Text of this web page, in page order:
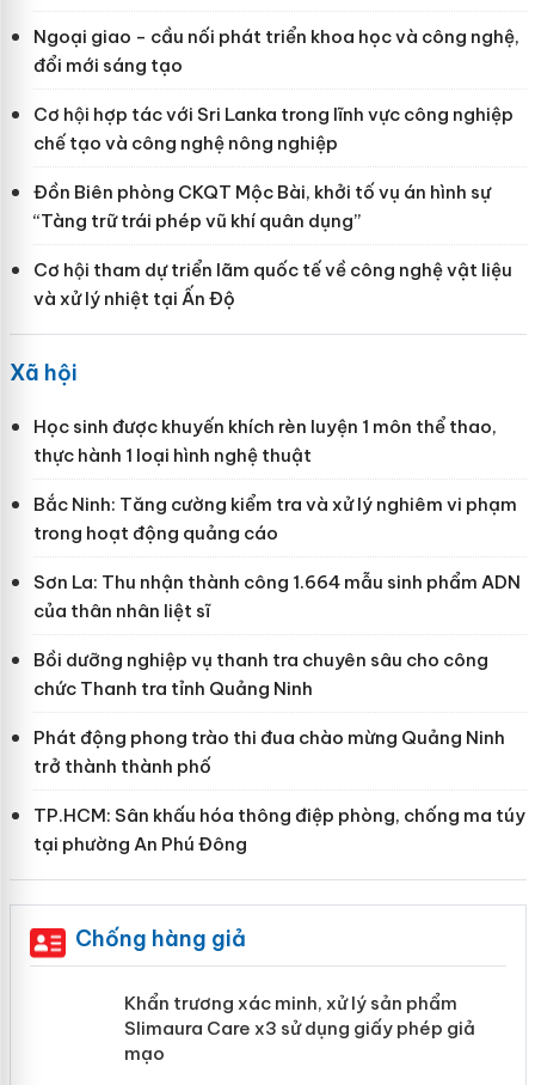
Ngoại giao - cầu nối phát triển khoa học và công nghệ,
đổi mới sáng tạo
Cơ hội hợp tác với Sri Lanka trong lĩnh vực công nghiệp
chế tạo và công nghệ nông nghiệp
Đồn Biên phòng CKQT Mộc Bài, khởi tố vụ án hình sự
“Tàng trữ trái phép vũ khí quân dụng”
Cơ hội tham dự triển lãm quốc tế về công nghệ vật liệu
và xử lý nhiệt tại Ấn Độ
Xã hội
Học sinh được khuyến khích rèn luyện 1 môn thể thao,
thực hành 1 loại hình nghệ thuật
Bắc Ninh: Tăng cường kiểm tra và xử lý nghiêm vi phạm
trong hoạt động quảng cáo
Sơn La: Thu nhận thành công 1.664 mẫu sinh phẩm ADN
của thân nhân liệt sĩ
Bồi dưỡng nghiệp vụ thanh tra chuyên sâu cho công
chức Thanh tra tỉnh Quảng Ninh
Phát động phong trào thi đua chào mừng Quảng Ninh
trở thành thành phố
TP.HCM: Sân khấu hóa thông điệp phòng, chống ma túy
tại phường An Phú Đông
Chống hàng giả
Khẩn trương xác minh, xử lý sản phẩm
Slimaura Care x3 sử dụng giấy phép